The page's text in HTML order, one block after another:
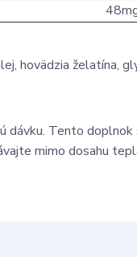
hovädzia želatína,
dávku. Tento
mimo dosahu